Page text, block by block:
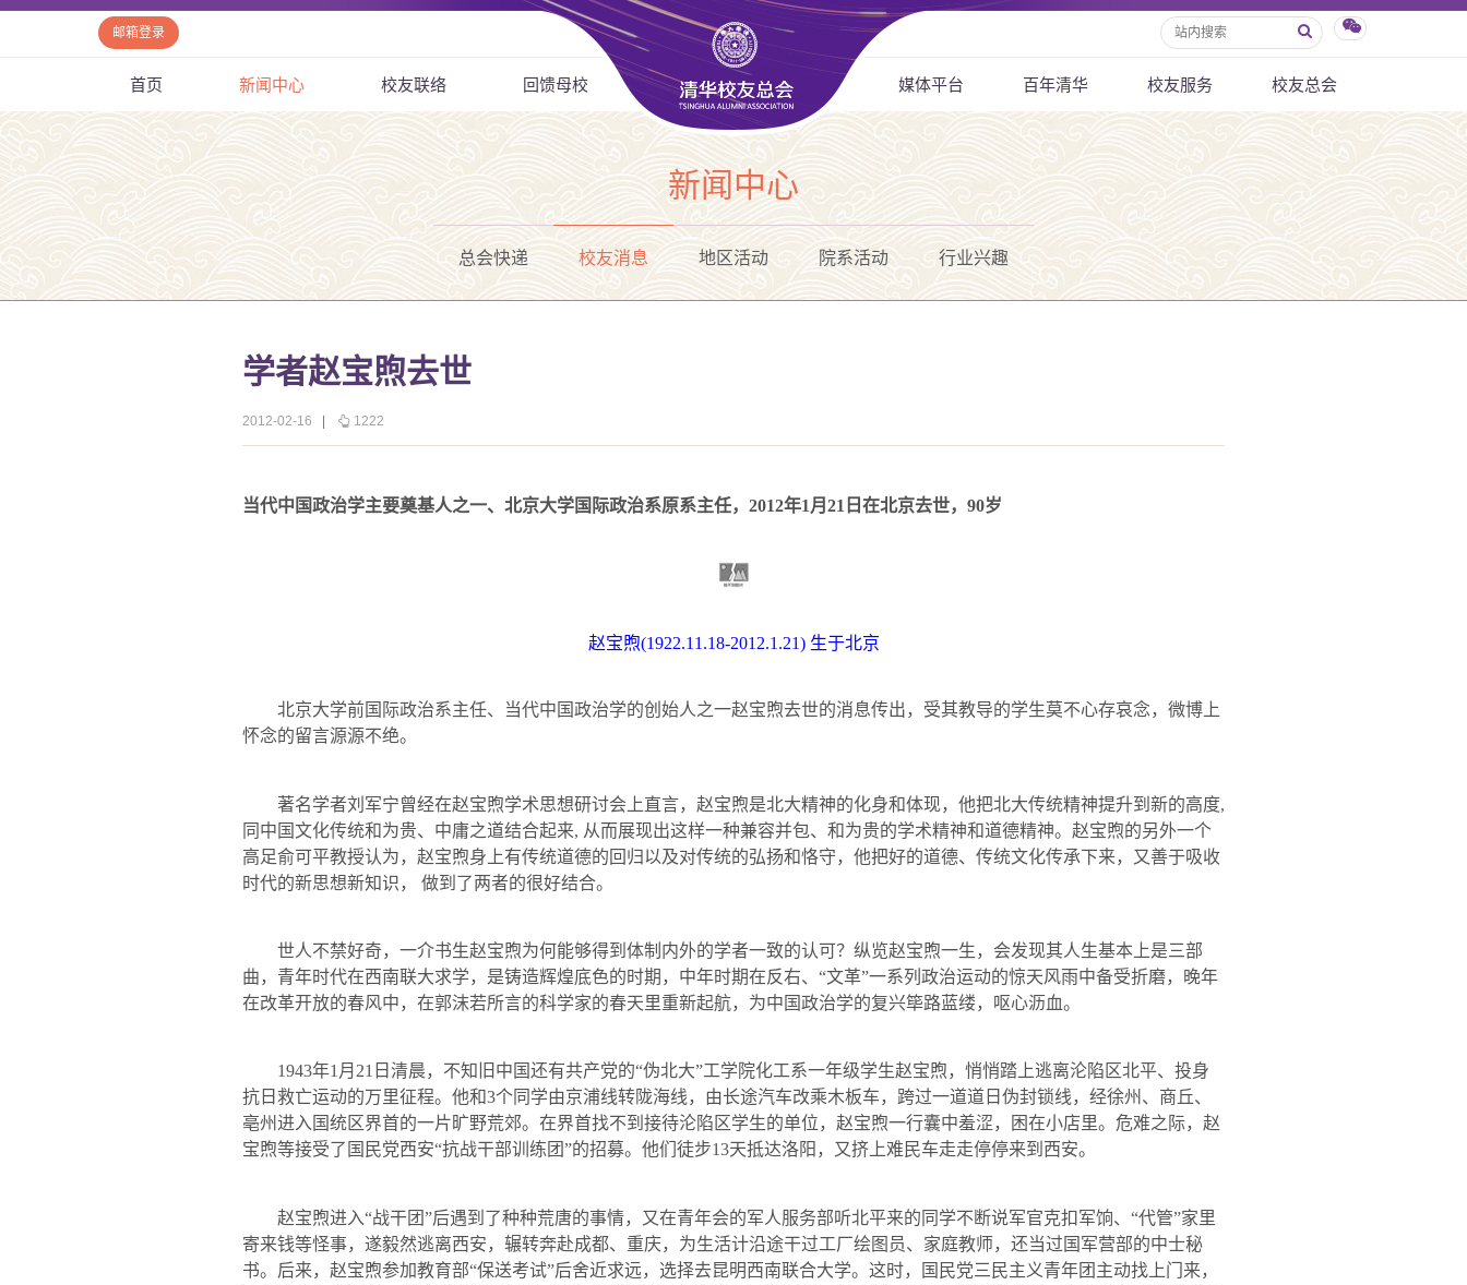
邮箱登录
首页 新闻中心 校友联络 回馈母校 媒体平台 百年清华 校友服务 校友总会
新闻中心
总会快递 校友消息 地区活动 院系活动 行业兴趣
学者赵宝煦去世
2012-02-16 1222
当代中国政治学主要奠基人之一、北京大学国际政治系原系主任， 2012年1 月 21 日 在北京去世， 90岁
赵宝煦(1922.11.18-2012.1.21) 生于北京
北京大学前国际政治系主任、当代中国政治学的创始人之一赵宝煦去世的消息传出，受其教导的学生莫不心存哀念，微博上
怀念的留言源源不绝。
著名学者刘军宁曾经在赵宝煦学术思想研讨会上直言，赵宝煦是北大精神的化身和体现，他把北大传统精神提升到新的高度,
同中国文化传统和为贵、中庸之道结合起来, 从而展现出这样一种兼容并包、和为贵的学术精神和道德精神。赵宝煦的另外一个
高足俞可平教授认为，赵宝煦身上有传统道德的回归以及对传统的弘扬和恪守，他把好的道德、传统文化传承下来，又善于吸收
时代的新思想新知识， 做到了两者的很好结合。
世人不禁好奇，一介书生赵宝煦为何能够得到体制内外的学者一致的认可？纵览赵宝煦一生，会发现其人生基本上是三部
曲，青年时代在西南联大求学，是铸造辉煌底色的时期，中年时期在反右、“文革”一系列政治运动的惊天风雨中备受折磨，晚年
在改革开放的春风中，在郭沫若所言的科学家的春天里重新起航，为中国政治学的复兴筚路蓝缕，呕心沥血。
1943年1 月 21 日清晨，不知旧中国还有共产党的“伪北大”工学院化工系一年级学生赵宝煦，悄悄踏上逃离沦陷区北平、投身
抗日救亡运动的万里征程。他和3个同学由京浦线转陇海线，由长途汽车改乘木板车，跨过一道道日伪封锁线，经徐州、商丘、
亳州进入国统区界首的一片旷野荒郊。在界首找不到接待沦陷区学生的单位，赵宝煦一行囊中羞涩，困在小店里。危难之际，赵
宝煦等接受了国民党西安“抗战干部训练团”的招募。他们徒步13天抵达洛阳，又挤上难民车走走停停来到西安。
赵宝煦进入“战干团”后遇到了种种荒唐的事情，又在青年会的军人服务部听北平来的同学不断说军官克扣军饷、“代管”家里
寄来钱等怪事，遂毅然逃离西安，辗转奔赴成都、重庆，为生活计沿途干过工厂绘图员、家庭教师，还当过国军营部的中士秘
书。后来，赵宝煦参加教育部“保送考试”后舍近求远，选择去昆明西南联合大学。这时，国民党三民主义青年团主动找上门来，